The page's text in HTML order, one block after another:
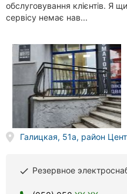
обслуговування клієнтів. Я
сервісу немає нав...
Галицкая, 51а, район
done Резервное